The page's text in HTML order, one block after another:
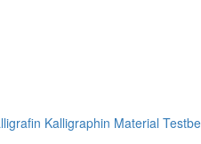
Kalligraphin Material